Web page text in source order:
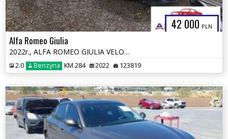
42 000 PLN
Alfa Romeo Giulia
2022r., ALFA ROMEO GIULIA VELOCE TI RWD, 2L, od ubezpieczalni
2.0 Benzyna KM 284 2022 123819